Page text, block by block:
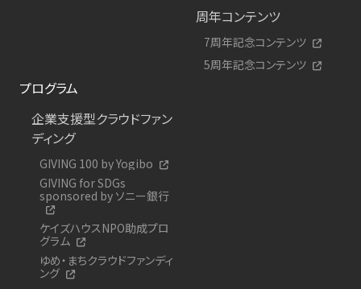
周年コンテンツ
7周年記念コンテンツ
5周年記念コンテンツ
プログラム
企業支援型クラウドファン
ディング
GIVING 100 by Yogibo
GIVING for SDGs
sponsored by ソニー銀行
ケイズハウスNPO助成プロ
グラム
ゆめ・まちクラウドファンディ
ング